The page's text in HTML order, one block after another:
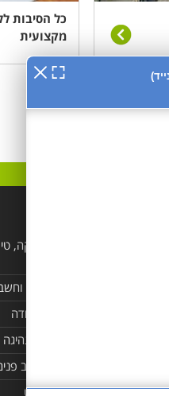
כל הסיבות
מקצועית
לימודי קוסמטיקה,
מזכירות, משרד
קורס מנהל עבודה
קורסים ברכב ונהיגה
אדריכלות ועיצוב
מובייל ואינטרנט